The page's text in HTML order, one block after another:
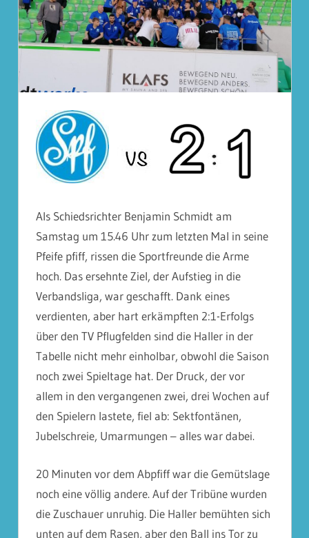
Als Schiedsrichter Benjamin Schmidt am
Samstag um 15.46 Uhr zum letzten Mal in seine
Pfeife pfiff, rissen die Sportfreunde die Arme
hoch. Das ersehnte Ziel, der Aufstieg in die
Verbandsliga, war geschafft. Dank eines
verdienten, aber hart erkämpften 2:1-Erfolgs
über den TV Pflugfelden sind die Haller in der
Tabelle nicht mehr einholbar, obwohl die Saison
noch zwei Spieltage hat. Der Druck, der vor
allem in den vergangenen zwei, drei Wochen auf
den Spielern lastete, fiel ab: Sektfontänen,
Jubelschreie, Umarmungen – alles war dabei.
20 Minuten vor dem Abpfiff war die Gemütslage
noch eine völlig andere. Auf der Tribüne wurden
die Zuschauer unruhig. Die Haller bemühten sich
unten auf dem Rasen, aber den Ball ins Tor zu